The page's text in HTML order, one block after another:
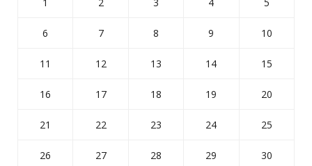
6 7 8 9 10
11 12 13 14 15
16 17 18 19 20
21 22 23 24 25
26 27 28 29 30